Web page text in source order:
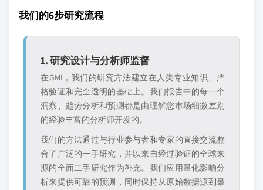
我们的6步研究流程
1. 研究设计与分析师监督
在GMI，我们的研究方法建立在人类专业知识、严
格验证和完全透明的基础上。我们报告中的每一个
洞察、趋势分析和预测都是由理解您市场细微差别
的经验丰富的分析师开发的。
我们的方法通过与行业参与者和专家的直接交流整
合了广泛的一手研究，并以来自经过验证的全球来
源的全面二手研究作为补充。我们应用量化影响分
析来提供可靠的预测，同时保持从原始数据源到最